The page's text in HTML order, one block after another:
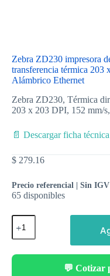
Zebra ZD230 impresora
transferencia térmica 203
Alámbrico Ethernet
Zebra ZD230, Térmica
203 x 203 DPI, 152 mm/
📄 Descargar ficha técnica
$ 279.16
Precio referencial | Sin IGV
65 disponibles
💬 Cotizar